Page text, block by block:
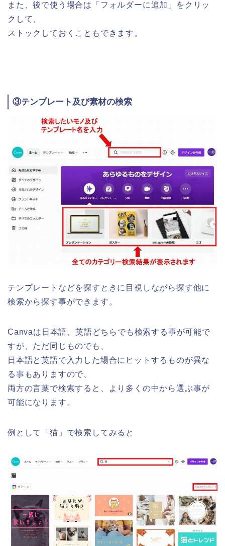
また、後で使う場合は「フォルダーに追加」をクリッ
クして、
ストックしておくこともできます。
③テンプレート及び素材の検索
テンプレートなどを探すときに目視しながら探す他に
検索から探す事ができます。
Canvaは日本語、英語どちらでも検索する事が可能で
すが、ただ同じものでも、
日本語と英語で入力した場合にヒットするものが異な
る事もありますので、
両方の言葉で検索すると、より多くの中から選ぶ事が
可能になります。
例として「猫」で検索してみると